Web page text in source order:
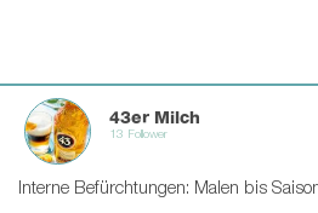
43er Milch
13 Follower
Interne Befürchtungen: Malen bis